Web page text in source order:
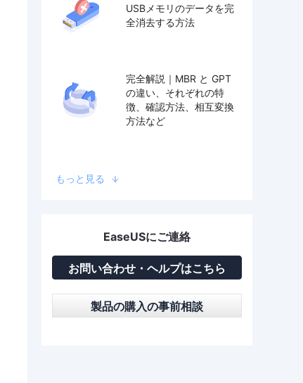
USBメモリのデータを完
全消去する方法
完全解説｜MBR と GPT
の違い、それぞれの特
徴、確認方法、相互変換
方法など
もっと見る
EaseUSにご連絡
お問い合わせ・ヘルプはこちら
製品の購入の事前相談